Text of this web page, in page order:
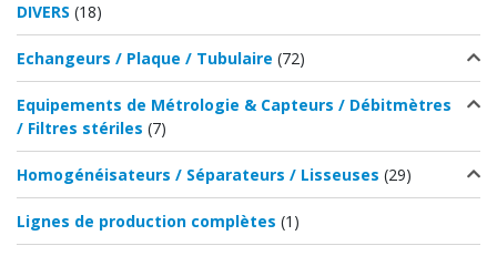
DIVERS (18)
Echangeurs / Plaque / Tubulaire (72)
Equipements de Métrologie & Capteurs / Débitmètres
/ Filtres stériles (7)
Homogénéisateurs / Séparateurs / Lisseuses (29)
Lignes de production complètes (1)